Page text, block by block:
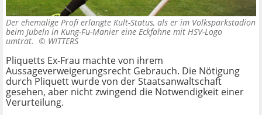
Der ehemalige Profi erlangte Kult-Status, als er im Volksparkstadion
beim Jubeln in Kung-Fu-Manier eine Eckfahne mit HSV-Logo
umtrat. © WITTERS
Pliquetts Ex-Frau machte von ihrem
Aussageverweigerungsrecht Gebrauch. Die Nötigung
durch Pliquett wurde von der Staatsanwaltschaft
gesehen, aber nicht zwingend die Notwendigkeit einer
Verurteilung.